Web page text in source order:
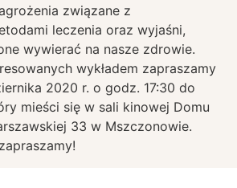
związane z
leczenia oraz wyjaśni,
wywierać na nasze zdrowie.
wykładem zapraszamy
2020 r. o godz. 17:30 do
mieści się w sali kinowej Domu
33 w Mszczonowie.